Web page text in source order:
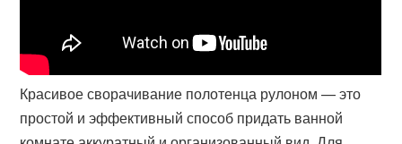
Красивое сворачивание полотенца рулоном — это
простой и эффективный способ придать ванной